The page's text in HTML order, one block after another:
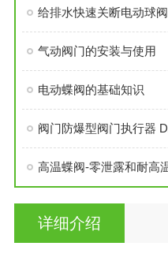
给排水快速关断电动球
气动阀门的安装与使用
电动蝶阀的基础知识
阀门防爆型阀门执行器
高温蝶阀-零泄露和耐高
详细介绍